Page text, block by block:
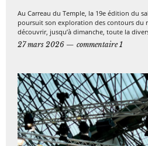
Au Carreau du Temple, la 19e édition du
poursuit son exploration des contours du
découvrir, jusqu’à dimanche, toute la
27 mars 2026
commentaire 1